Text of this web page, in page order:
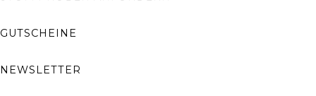
GUTSCHEINE
NEWSLETTER